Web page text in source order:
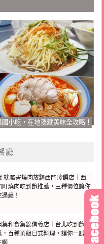
小吃，在地隱藏美味全攻略！
廳
就厲害燒肉放題西門珍饌店｜西
町燒肉吃到飽推薦，三種價位讓你
過癮！
集和食集錦信義店｜台北吃到飽推
，百種頂級日式料理，讓你一試成
顧